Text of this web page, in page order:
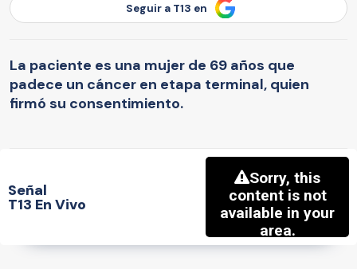
Seguir a T13 en
La paciente es una mujer de 69 años que
padece un cáncer en etapa terminal, quien
firmó su consentimiento.
Señal
T13 En Vivo